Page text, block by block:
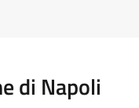
di Napoli